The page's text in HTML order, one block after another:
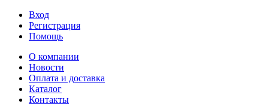
Вход
Регистрация
Помощь
О компании
Новости
Оплата и доставка
Каталог
Контакты